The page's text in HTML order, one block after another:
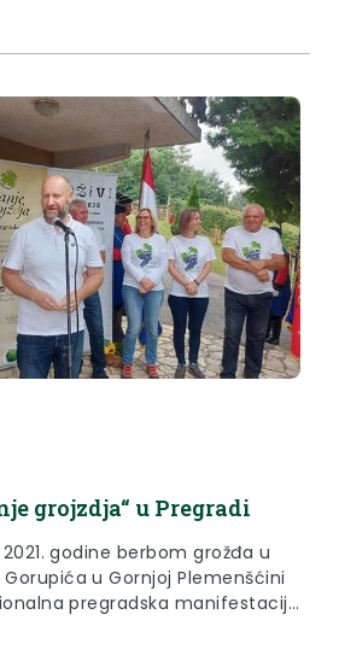
grojzdja“ u Pregradi
godine berbom grožđa u
u Gornjoj Plemenšćini
pregradska manifestacija